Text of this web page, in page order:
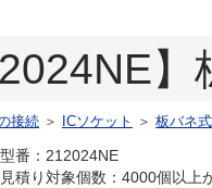
接続 ＞ ICソケット ＞ 板バネ
型番：212024NE
見積り対象個数：4000個以上